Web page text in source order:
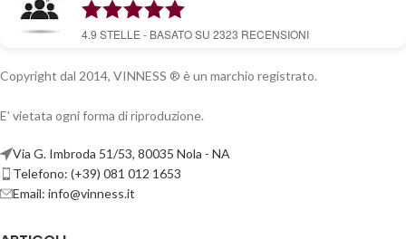
4.9 STELLE - BASATO SU 2323 RECENSIONI
Copyright dal 2014, VINNESS ® è un marchio registrato.
E' vietata ogni forma di riproduzione.
Via G. Imbroda 51/53, 80035 Nola - NA
Telefono: (+39) 081 012 1653
Email: info@vinness.it